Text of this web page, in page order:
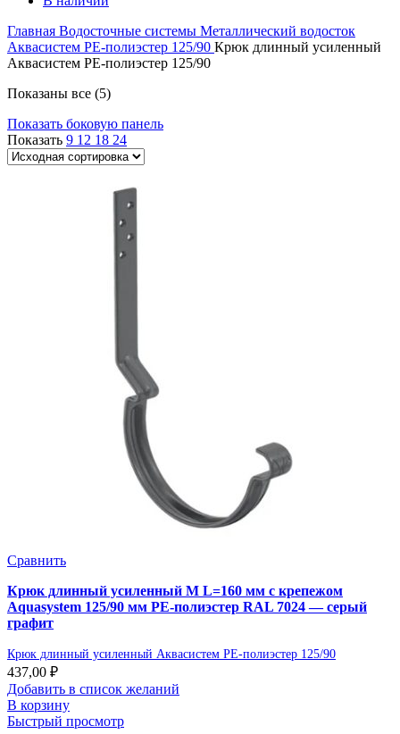
Главная Водосточные системы Металлический водосток
Аквасистем PE-полиэстер 125/90 Крюк длинный усиленный
Аквасистем PE-полиэстер 125/90
Показаны все (5)
Показать боковую панель
Показать 9 12 18 24
Сравнить
Крюк длинный усиленный М L=160 мм с крепежом
Aquasystem 125/90 мм PE-полиэстер RAL 7024 — серый
графит
Крюк длинный усиленный Аквасистем PE-полиэстер 125/90
437,00 ₽
Добавить в список желаний
В корзину
Быстрый просмотр